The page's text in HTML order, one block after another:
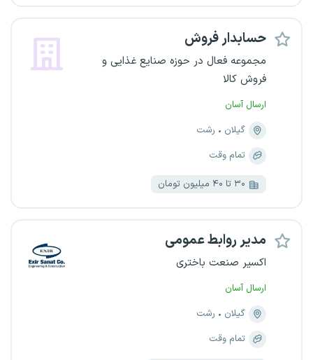
حسابدار فروش
مجموعه فعال در حوزه صنایع غذایی و
فروش کالا
ارسال آسان
گیلان
رشت
تمام وقت
۳۰ تا ۴۰ میلیون تومان
مدیر روابط عمومی
اکسیر صنعت باختری
ارسال آسان
گیلان
رشت
تمام وقت